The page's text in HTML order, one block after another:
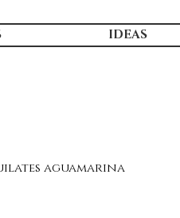
IDEAS
aguamarina